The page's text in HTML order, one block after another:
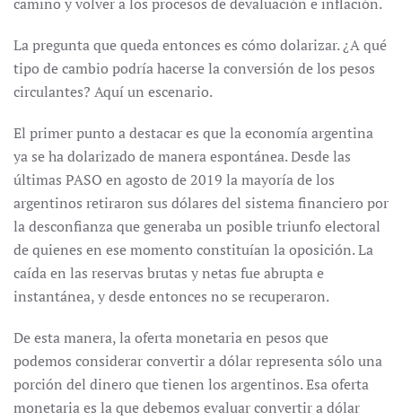
La pregunta que queda entonces es cómo dolarizar. ¿A qué
tipo de cambio podría hacerse la conversión de los pesos
circulantes? Aquí un escenario.
El primer punto a destacar es que la economía argentina
ya se ha dolarizado de manera espontánea. Desde las
últimas PASO en agosto de 2019 la mayoría de los
argentinos retiraron sus dólares del sistema financiero por
la desconfianza que generaba un posible triunfo electoral
de quienes en ese momento constituían la oposición. La
caída en las reservas brutas y netas fue abrupta e
instantánea, y desde entonces no se recuperaron.
De esta manera, la oferta monetaria en pesos que
podemos considerar convertir a dólar representa sólo una
porción del dinero que tienen los argentinos. Esa oferta
monetaria es la que debemos evaluar convertir a dólar